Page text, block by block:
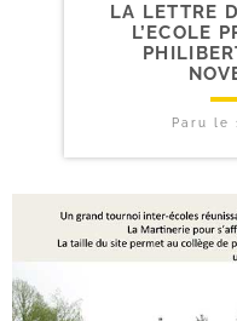
LA LETTRE
L’ECOLE
Paru le